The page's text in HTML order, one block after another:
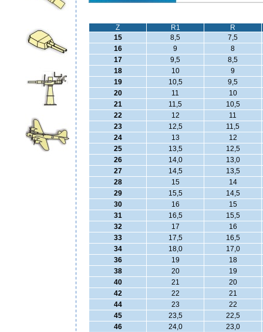
Z R1
R
15
8,5
7,5
16
9
8
17
9,5
8,5
18
10
9
19
10,5
9,5
20
11
10
21
11,5
10,5
22
12
11
23
12,5
11,5
24
13
12
25
13,5
12,5
26
14,0
13,0
27
14,5
13,5
28
15
14
29
15,5
14,5
30
16
15
31
16,5
15,5
32
17
16
33
17,5
16,5
34
18,0
17,0
36
19
18
38
20
19
40
21
20
42
22
21
44
23
22
45
23,5
22,5
46
24,0
23,0